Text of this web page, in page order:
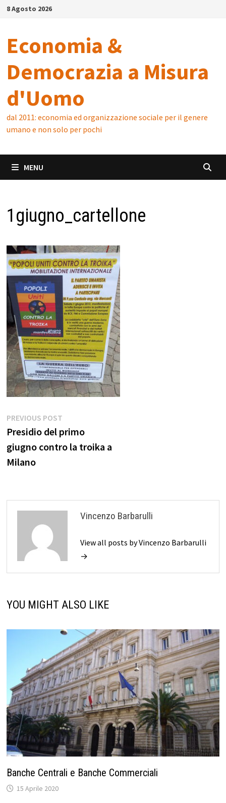
Skip8 Agosto 2026
Economia &
Democrazia a Misura
d'Uomo
dal 2011: economia ed organizzazione sociale per il genere
umano e non solo per pochi
MENU
1giugno_cartellone
Navigazione
articoli
PREVIOUS POSTPrevious
post:
Presidio del primo
giugno contro la troika a
Milano
Vincenzo Barbarulli
View all posts by Vincenzo Barbarulli
→
YOU MIGHT ALSO LIKE
Banche Centrali e Banche Commerciali
15 Aprile 2020